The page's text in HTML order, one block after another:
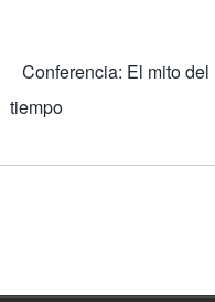
Conferencia: El mito
tiempo